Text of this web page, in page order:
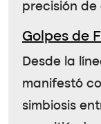
precisión
Golpes de
Desde la
manifestó
simbiosis